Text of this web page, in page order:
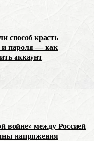
способ красть
и пароля — как
аккаунт
войне» между Россией
напряжения